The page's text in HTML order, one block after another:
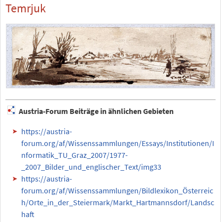
Temrjuk
Austria-Forum Beiträge in ähnlichen Gebieten
https://austria-
forum.org/af/Wissenssammlungen/Essays/Institutionen/I
nformatik_TU_Graz_2007/1977-
_2007_Bilder_und_englischer_Text/img33
https://austria-
forum.org/af/Wissenssammlungen/Bildlexikon_Österreic
h/Orte_in_der_Steiermark/Markt_Hartmannsdorf/Landsc
haft